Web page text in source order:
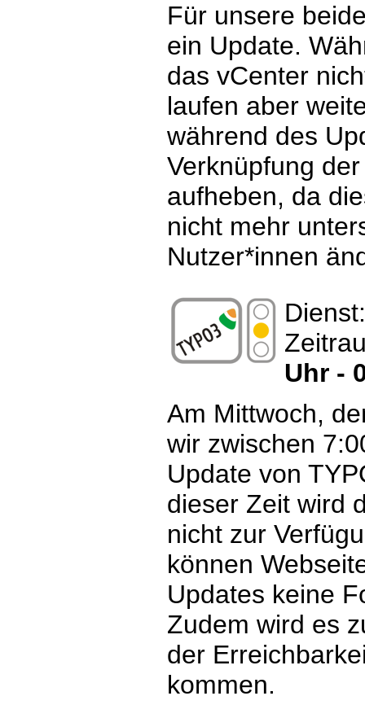
Für unsere
ein Update.
das vCenter
laufen aber
während des
Verknüpfung
aufheben, da
nicht mehr
Nutzer*innen
Uhr -
Am Mittwoch,
wir zwischen
Update von
dieser Zeit wird
nicht zur
können
Updates keine
Zudem wird es
der
kommen.